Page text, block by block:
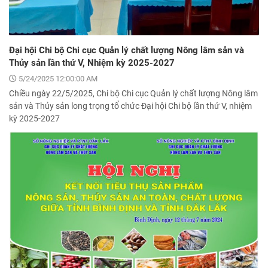
Đại hội Chi bộ Chi cục Quản lý chất lượng Nông lâm sản và
Thủy sản lần thứ V, Nhiệm kỳ 2025-2027
5/24/2025 12:00:00 AM
Chiều ngày 22/5/2025, Chi bộ Chi cục Quản lý chất lượng Nông lâm
sản và Thủy sản long trọng tổ chức Đại hội Chi bộ lần thứ V, nhiệm
kỳ 2025-2027